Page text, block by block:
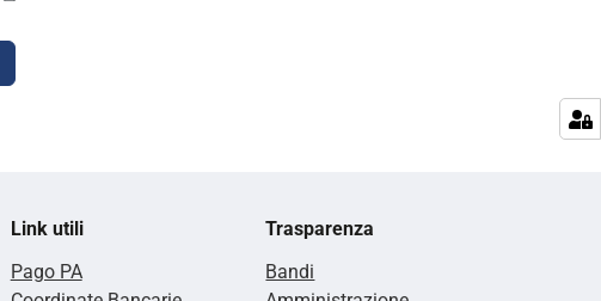
Link utili
Pago PA
Trasparenza
Bandi